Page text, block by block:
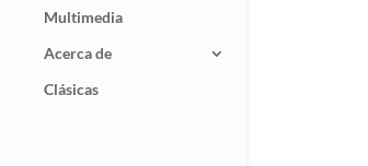
Multimedia
Acerca de
Clásicas